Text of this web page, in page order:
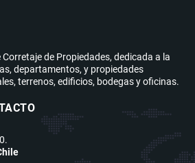
de Propiedades, dedicada a la
departamentos, y propiedades
terrenos, edificios, bodegas y oficinas.